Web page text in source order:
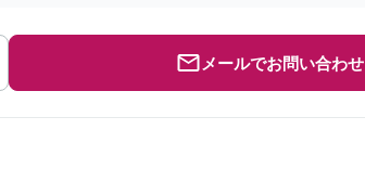
メールでお問い合わせ